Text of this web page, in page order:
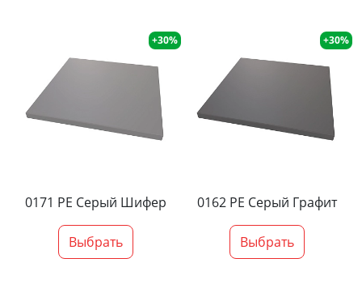
+30%
0171 PE Серый Шифер
Выбрать
+30%
0162 PE Серый Графит
Выбрать